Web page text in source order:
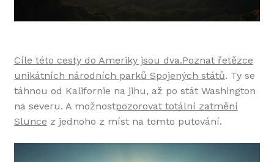
Cíle této cesty do Ameriky jsou dva.Poznat řetězce
unikátních národních parků Spojených států. Ty se
táhnou od Kalifornie na jihu, až po stát Washington
na severu. A možnostpozorovat totální zatmění
Slunce z jednoho z míst na tomto putování.